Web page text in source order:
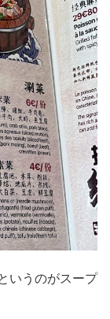
いうのがスープ